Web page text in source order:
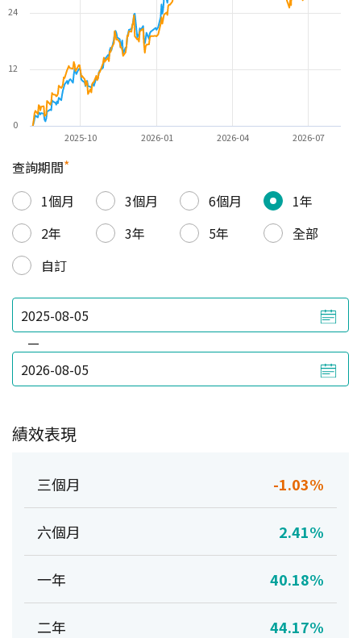
2025-10 2026-01 2026-04 2026-07
0
12
24
查詢期間*
1個月
3個月 6個月
1年
2年
3年 5年
全部
自訂
—
績效表現
三個月 -1.03%
六個月 2.41%
一年 40.18%
二年 44.17%